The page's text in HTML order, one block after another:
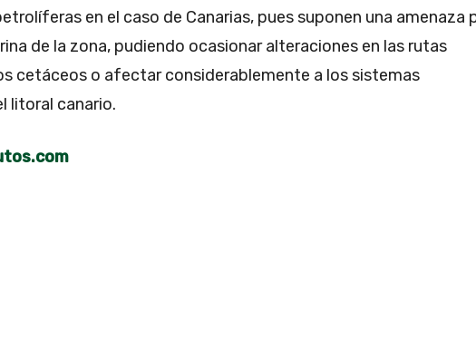
en el caso de Canarias, pues suponen una amenaza
de la zona, pudiendo ocasionar alteraciones en las rutas
cetáceos o afectar considerablemente a los sistemas
litoral canario.